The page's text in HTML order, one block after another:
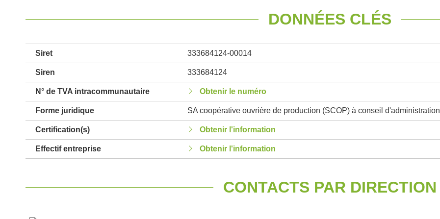
DONNÉES CLÉS
Siret 333684124-00014
Siren 333684124
N° de TVA intracommunautaire Obtenir le numéro
Forme juridique SA coopérative ouvrière de production (SCOP) à conseil d'administration
Certification(s) Obtenir l'information
Effectif entreprise Obtenir l'information
CONTACTS PAR DIRECTION